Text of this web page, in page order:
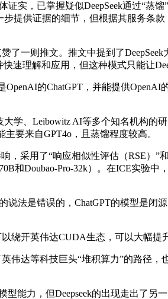
实，已掌握疑似DeepSeek通过“蒸
提供证据的细节，但根据其服务条
一则推文。推文中提到了DeepSeek
理解和应用，但这种模式只能让
的ChatGPT，并能提供
Leibowitz AI等多个知名机构的研
要来自GPT4o，且蒸馏程度较高。
用了“响应相似性评估（RSE）”
和Doubao-Pro-32k）。在ICE实验
法是错误的，ChatGPT的模型是闭
开英伟达CUDA生态，可以大幅提
达等科技巨头“堆积算力”的路径
能力，但Deepseek的出现走出了另